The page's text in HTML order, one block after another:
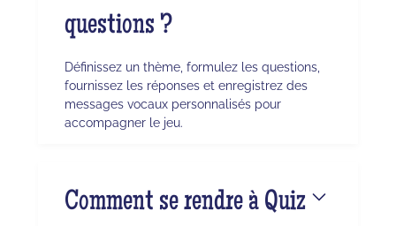
questions ?
Définissez un thème, formulez les questions,
fournissez les réponses et enregistrez des
messages vocaux personnalisés pour
accompagner le jeu.
Comment se rendre à Quiz